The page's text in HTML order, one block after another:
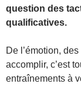
question des
qualificatives.
De l’émotion,
accomplir, c’est
entraînements à